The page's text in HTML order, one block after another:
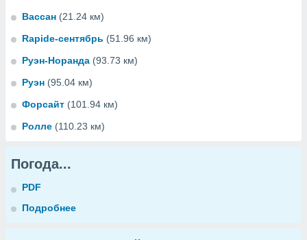
Вассан (21.24 км)
Rapide-сентябрь (51.96 км)
Руэн-Норанда (93.73 км)
Руэн (95.04 км)
Форсайт (101.94 км)
Ролле (110.23 км)
Погода...
PDF
Подробнее